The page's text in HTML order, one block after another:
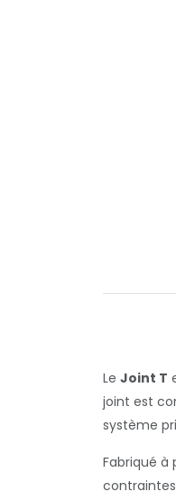
Le Joint T
joint est
système
Fabriqué à